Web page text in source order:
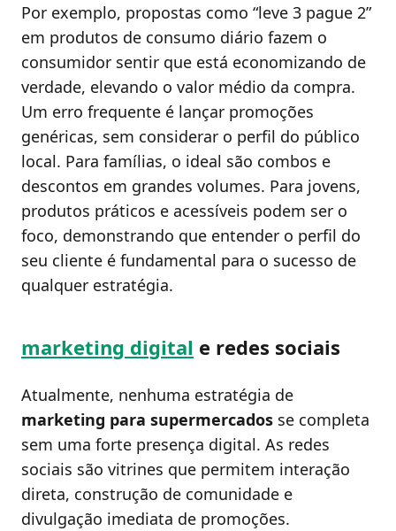
Por exemplo, propostas como “leve 3 pague 2”
em produtos de consumo diário fazem o
consumidor sentir que está economizando de
verdade, elevando o valor médio da compra.
Um erro frequente é lançar promoções
genéricas, sem considerar o perfil do público
local. Para famílias, o ideal são combos e
descontos em grandes volumes. Para jovens,
produtos práticos e acessíveis podem ser o
foco, demonstrando que entender o perfil do
seu cliente é fundamental para o sucesso de
qualquer estratégia.
marketing digital e redes sociais
Atualmente, nenhuma estratégia de
marketing para supermercados se completa
sem uma forte presença digital. As redes
sociais são vitrines que permitem interação
direta, construção de comunidade e
divulgação imediata de promoções.